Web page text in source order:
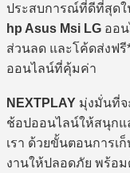
ประสบการณ์ที่ดีที่สุดใ
hp Asus Msi LG ออ
ส่วนลด และโค้ดส่งฟรี
ออนไลน์ที่คุ้มค่า
NEXTPLAY มุ่งมั่นที่
ช้อปออนไลน์ให้สนุก
เรา ด้วยขั้นตอนการ
งานให้ปลอดภัย พร้อ